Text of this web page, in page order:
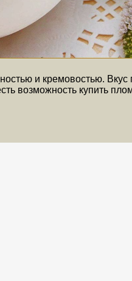
и кремовостью.
возможность купить